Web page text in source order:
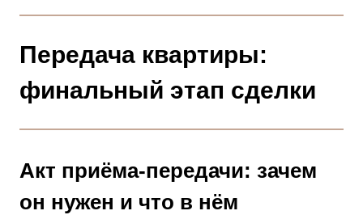
Передача квартиры:
финальный этап сделки
Акт приёма-передачи: зачем
он нужен и что в нём